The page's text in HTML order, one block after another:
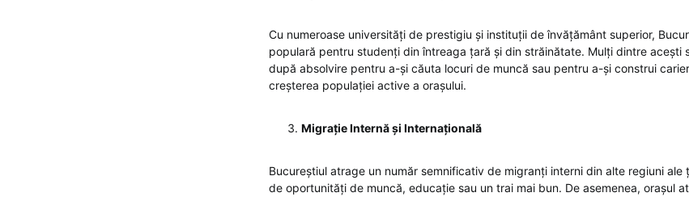
Cu numeroase universități de prestigiu și instituții de învățământ superior,
populară pentru studenți din întreaga țară și din străinătate. Mulți dintre acești
după absolvire pentru a-și căuta locuri de muncă sau pentru a-și construi
creșterea populației active a orașului.
Migrație Internă și Internațională
Bucureștiul atrage un număr semnificativ de migranți interni din alte regiuni ale
de oportunități de muncă, educație sau un trai mai bun. De asemenea, orașul